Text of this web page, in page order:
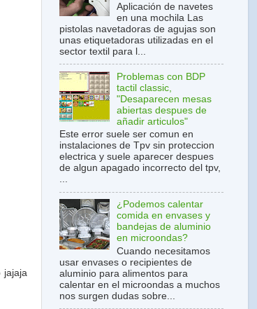
jajaja
Aplicación de navetes
en una mochila Las
pistolas navetadoras de agujas son
unas etiquetadoras utilizadas en el
sector textil para l...
Problemas con BDP
tactil classic,
"Desaparecen mesas
abiertas despues de
añadir articulos"
Este error suele ser comun en
instalaciones de Tpv sin proteccion
electrica y suele aparecer despues
de algun apagado incorrecto del tpv,
...
¿Podemos calentar
comida en envases y
bandejas de aluminio
en microondas?
Cuando necesitamos
usar envases o recipientes de
aluminio para alimentos para
calentar en el microondas a muchos
nos surgen dudas sobre...